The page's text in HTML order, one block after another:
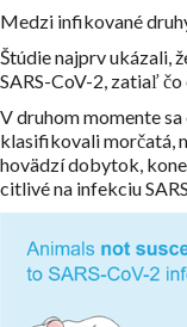
Medzi infikované
Štúdie najprv ukázali,
SARS-CoV-2, zatiaľ
V druhom momente
klasifikovali morčatá,
hovädzí dobytok,
citlivé na infekciu